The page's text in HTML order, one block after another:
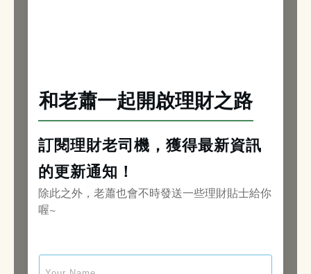
和老蕭一起開啟理財之路
訂閱理財老司機，獲得最新資訊
的更新通知！
除此之外，老蕭也會不時發送一些理財貼士給你
喔~